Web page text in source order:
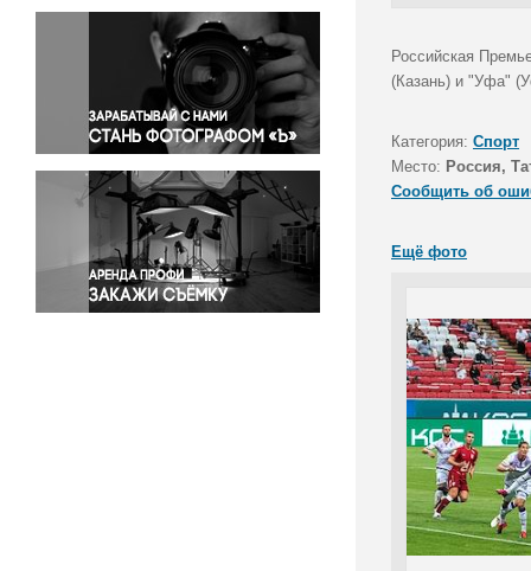
Окружающая среда
Политика
Правосудие
Происшествия и конфликты
Религия
Светская жизнь
Спорт
Экология
Экономика и бизнес
Российская
(Казань) и "Уфа"
Категория: Спорт
Место: Россия,
Сообщить об
Ещё фото